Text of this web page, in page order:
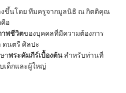
งขึ้นโดย ทีมครูจากมูลนิธิ ณ กิตติคุณ
อ
พชีวิตของบุคคลที่มีความต้องการ
ดนตรี ศิลปะ
าพระคัมภีร์เบื้องต้น สำหรับท่านที่
เด็กและผู้ใหญ่